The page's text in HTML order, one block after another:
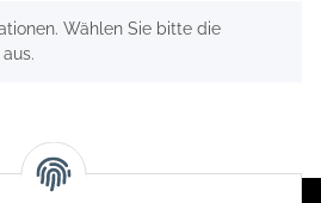
Wählen Sie bitte die